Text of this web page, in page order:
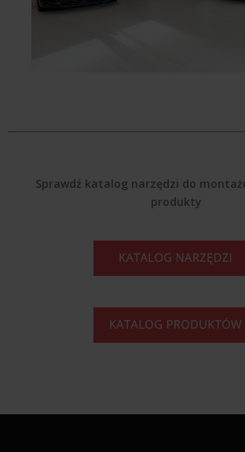
Sprawdź katalog narzędzi do
produkty